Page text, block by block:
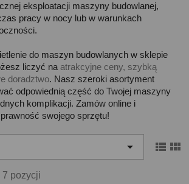
eksploatacji maszyny budowlanej,
pracy w nocy lub w warunkach
do maszyn budowlanych w sklepie
liczyć na atrakcyjne ceny, szybką
doradztwo. Nasz szeroki asortyment
odpowiednią część do Twojej maszyny
komplikacji. Zamów online i
swojego sprzętu!
  
7 pozycji